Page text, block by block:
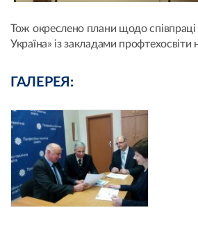
Тож окреслено плани щодо
Україна» із закладами профтехосвіти
ГАЛЕРЕЯ: